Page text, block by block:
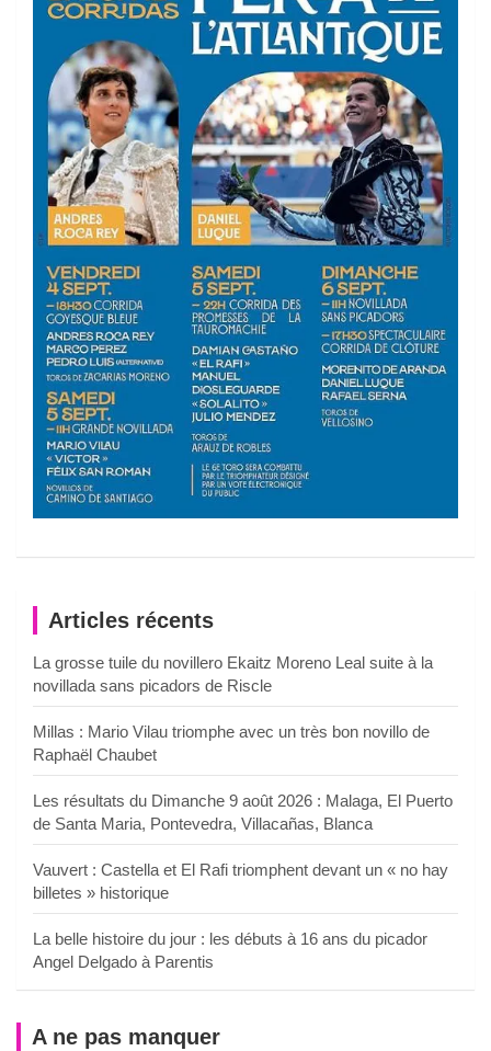
Articles récents
La grosse tuile du novillero Ekaitz Moreno Leal suite à la
novillada sans picadors de Riscle
Millas : Mario Vilau triomphe avec un très bon novillo de
Raphaël Chaubet
Les résultats du Dimanche 9 août 2026 : Malaga, El Puerto
de Santa Maria, Pontevedra, Villacañas, Blanca
Vauvert : Castella et El Rafi triomphent devant un « no hay
billetes » historique
La belle histoire du jour : les débuts à 16 ans du picador
Angel Delgado à Parentis
A ne pas manquer